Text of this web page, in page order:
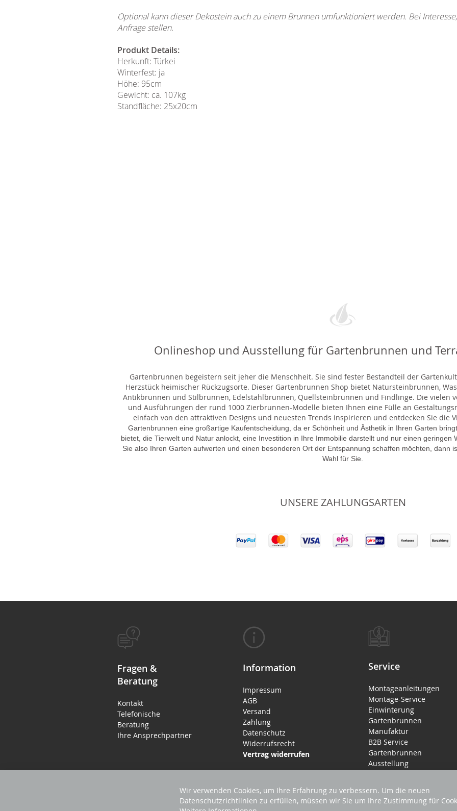
Optional kann dieser Dekostein auch zu einem Brunnen umfunktioniert werden. Bei
Anfrage stellen.
Produkt Details:
Herkunft: Türkei
Winterfest: ja
Höhe: 95cm
Gewicht: ca. 107kg
Standfläche: 25x20cm
Onlineshop und Ausstellung für Gartenbrunnen und
Gartenbrunnen begeistern seit jeher die Menschheit. Sie sind fester Bestandteil der
Herzstück heimischer Rückzugsorte. Dieser Gartenbrunnen Shop bietet Natursteinbrunnen,
Antikbrunnen und Stilbrunnen, Edelstahlbrunnen, Quellsteinbrunnen und Findlinge. Die vielen
und Ausführungen der rund 1000 Zierbrunnen-Modelle bieten Ihnen eine Fülle an
einfach von den attraktiven Designs und neuesten Trends inspirieren und entdecken Sie die
Gartenbrunnen eine großartige Kaufentscheidung, da er Schönheit und Ästhetik in Ihren Garten
bietet, die Tierwelt und Natur anlockt, eine Investition in Ihre Immobilie darstellt und nur einen geringen
Sie also Ihren Garten aufwerten und einen besonderen Ort der Entspannung schaffen möchten, dann
Wahl für Sie.
UNSERE ZAHLUNGSARTEN
Fragen &
Beratung
Kontakt
Telefonische
Beratung
Ihre Ansprechpartner
Information
Impressum
AGB
Versand
Zahlung
Datenschutz
Widerrufsrecht
Vertrag widerrufen
Service
Montageanleitungen
Montage-Service
Einwinterung
Gartenbrunnen
Manufaktur
B2B Service
Gartenbrunnen
Ausstellung
Wir verwenden Cookies, um Ihre Erfahrung zu verbessern. Um die neuen
Datenschutzrichtlinien zu erfüllen, müssen wir Sie um Ihre Zustimmung für